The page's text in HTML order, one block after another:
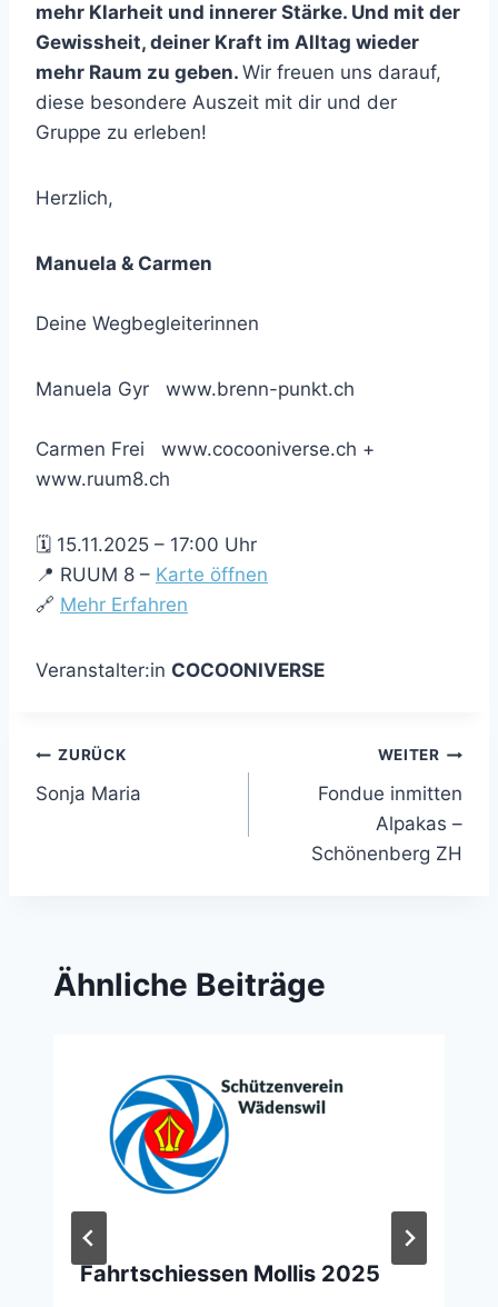
mehr Klarheit und innerer Stärke. Und mit der
Gewissheit, deiner Kraft im Alltag wieder
mehr Raum zu geben. Wir freuen uns darauf,
diese besondere Auszeit mit dir und der
Gruppe zu erleben!
Herzlich,
Manuela & Carmen
Deine Wegbegleiterinnen
Manuela Gyr www.brenn-punkt.ch
Carmen Frei www.cocooniverse.ch +
www.ruum8.ch
🗓 15.11.2025 – 17:00 Uhr
📍 RUUM 8 – Karte öffnen
🔗 Mehr Erfahren
Veranstalter:in COCOONIVERSE
Beitragsnavigation
ZURÜCK
Sonja Maria
WEITER
Fondue inmitten
Alpakas –
Schönenberg ZH
Ähnliche Beiträge
Fahrtschiessen Mollis 2025